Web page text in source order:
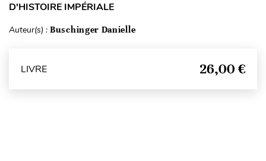
D'HISTOIRE IMPÉRIALE
Auteur(s) : Buschinger Danielle
LIVRE 26,00 €